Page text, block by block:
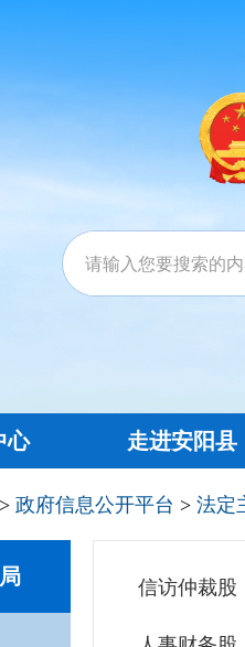
心 走进安阳县
> 政府信息公开平台 > 法定
信访仲裁股